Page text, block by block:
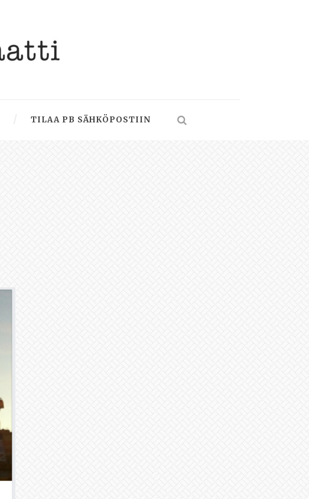
TILAA PB SÄHKÖPOSTIIN